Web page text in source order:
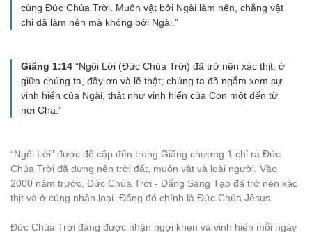
cùng Đức Chúa Trời. Muôn vật bởi Ngài làm nên, chẳng vật
chi đã làm nên mà không bởi Ngài.”
Giăng 1:14 “Ngôi Lời (Đức Chúa Trời) đã trở nên xác thịt, ở
giữa chúng ta, đầy ơn và lẽ thật; chúng ta đã ngắm xem sự
vinh hiển của Ngài, thật như vinh hiển của Con một đến từ
nơi Cha.”
“Ngôi Lời” được đề cập đến trong Giăng chương 1 chỉ ra Đức
Chúa Trời đã dựng nên trời đất, muôn vật và loài người. Vào
2000 năm trước, Đức Chúa Trời - Đấng Sáng Tạo đã trở nên xác
thịt và ở cùng nhân loại. Đấng đó chính là Đức Chúa Jêsus.
Đức Chúa Trời đáng được nhận ngợi khen và vinh hiển mỗi ngày